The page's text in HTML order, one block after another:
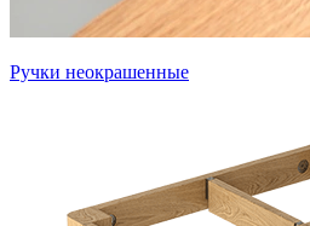
Ручки неокрашенные